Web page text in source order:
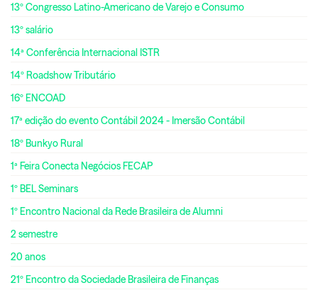
13º Congresso Latino-Americano de Varejo e Consumo
13º salário
14ª Conferência Internacional ISTR
14º Roadshow Tributário
16º ENCOAD
17ª edição do evento Contábil 2024 - Imersão Contábil
18º Bunkyo Rural
1ª Feira Conecta Negócios FECAP
1º BEL Seminars
1º Encontro Nacional da Rede Brasileira de Alumni
2 semestre
20 anos
21º Encontro da Sociedade Brasileira de Finanças